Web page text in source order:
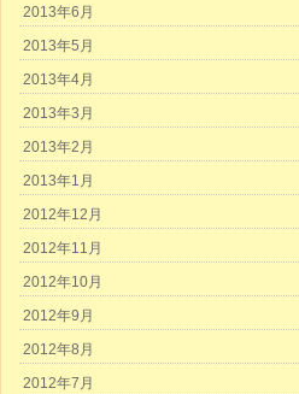
2013年6月
2013年5月
2013年4月
2013年3月
2013年2月
2013年1月
2012年12月
2012年11月
2012年10月
2012年9月
2012年8月
2012年7月